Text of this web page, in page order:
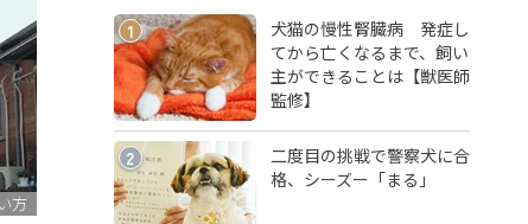
方
1
犬猫の慢性腎臓病 発症し
てから亡くなるまで、飼い
主ができることは【獣医師
監修】
2
二度目の挑戦で警察犬に合
格、シーズー「まる」